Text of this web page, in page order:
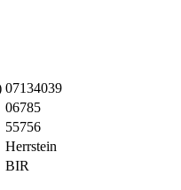
07134039
06785
55756
Herrstein
BIR